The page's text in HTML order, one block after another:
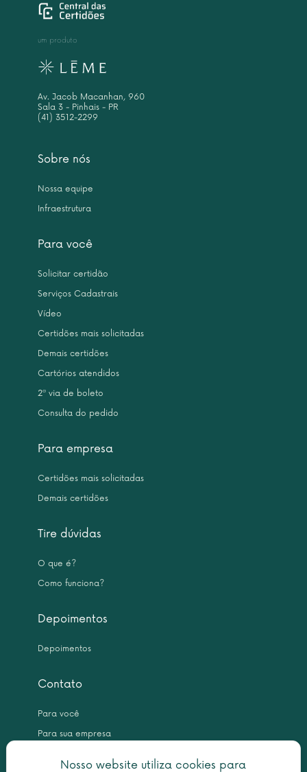
Nosso website utiliza cookies para
Sobre nós
Nossa equipe
Infraestrutura
Para você
Solicitar certidão
Serviços Cadastrais
Vídeo
Certidões mais solicitadas
Demais certidões
Cartórios atendidos
2ª via de boleto
Consulta do pedido
Para empresa
Certidões mais solicitadas
Demais certidões
Tire dúvidas
O que é?
Como funciona?
Depoimentos
Depoimentos
Contato
Para você
Para sua empresa
um produto
Av. Jacob Macanhan, 960
Sala 3 - Pinhais - PR
(41) 3512-2299